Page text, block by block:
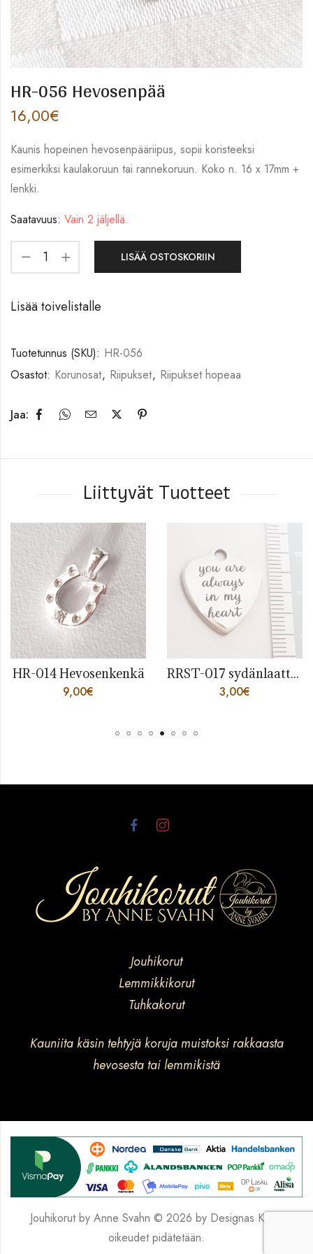
HR-056 Hevosenpää
16,00€
Kaunis hopeinen hevosenpääriipus, sopii koristeeksi
esimerkiksi kaulakoruun tai rannekoruun. Koko n. 16 x 17mm +
lenkki.
Saatavuus: Vain 2 jäljellä.
LISÄÄ OSTOSKORIIN
Lisää toivelistalle
Tuotetunnus (SKU): HR-056
Osastot: Korunosat, Riipukset, Riipukset hopeaa
Jaa:
Liittyvät Tuotteet
HR-014 Hevosenkenkä
9,00€
RRST-017 sydänlaatta rst ”always”
3,00€
Jouhikorut
Lemmikkikorut
Tuhkakorut
Kauniita käsin tehtyjä koruja muistoksi rakkaasta
hevosesta tai lemmikistä
Jouhikorut by Anne Svahn © 2026 by Designas Kaikki
oikeudet pidätetään.